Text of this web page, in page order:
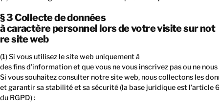
§ 3 Collecte de données
à caractère personnel lors de votre visite sur not
re site web
(1) Si vous utilisez le site web uniquement à
des fins d’information et que vous ne vous inscrivez pas ou ne
Si vous souhaitez consulter notre site web, nous collectons les
et garantir sa stabilité et sa sécurité (la base juridique est l’article
du RGPD) :